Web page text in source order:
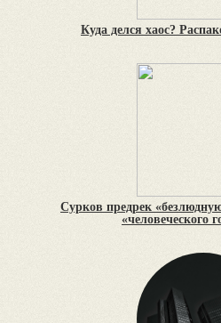
Куда делся хаос?
Сурков предрек
«человеческого